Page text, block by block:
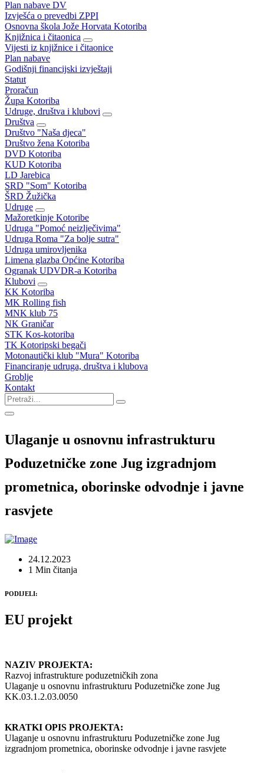
Plan nabave DV
Izvješća o prevedbi ZPPI
Osnovna škola Jože Horvata Kotoriba
Knjižnica i čitaonica
Vijesti iz knjižnice i čitaonice
Plan nabave
Godišnji financijski izvještaji
Statut
Proračun
Župa Kotoriba
Udruge, društva i klubovi
Društva
Društvo "Naša djeca"
Društvo žena Kotoriba
DVD Kotoriba
KUD Kotoriba
LD Jarebica
SRD "Som" Kotoriba
ŠRD Žužička
Udruge
Mažoretkinje Kotoribe
Udruga "Pomoć neizlječivima"
Udruga Roma "Za bolje sutra"
Udruga umirovljenika
Limena glazba Općine Kotoriba
Ogranak UDVDR-a Kotoriba
Klubovi
KK Kotoriba
MK Rolling fish
MNK klub 75
NK Graničar
STK Kos-kotoriba
TK Kotoripski begači
Motonautički klub "Mura" Kotoriba
Financiranje udruga, društva i klubova
Groblje
Kontakt
Ulaganje u osnovnu infrastrukturu
Poduzetničke zone Jug izgradnjom
prometnica, oborinske odvodnje i javne
rasvjete
24.12.2023
1 Min čitanja
PODIJELI:
EU projekt
NAZIV PROJEKTA:
Razvoj infrastrukture poduzetničkih zona
Ulaganje u osnovnu infrastrukturu Poduzetničke zone Jug
KK.03.1.2.03.0050
KRATKI OPIS PROJEKTA:
Ulaganje u osnovnu infrastrukturu Poduzetničke zone Jug
izgradnjom prometnica, oborinske odvodnje i javne rasvjete